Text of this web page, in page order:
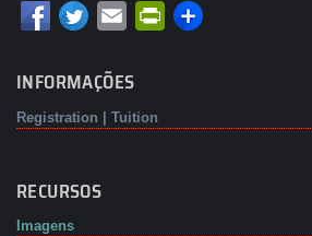
Email PrintFriendly
INFORMAÇÕES
Registration | Tuition
RECURSOS
Imagens